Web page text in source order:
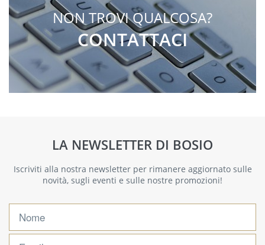
NON TROVI QUALCOSA?
CONTATTACI
LA NEWSLETTER DI BOSIO
Iscriviti alla nostra newsletter per rimanere aggiornato sulle
novità, sugli eventi e sulle nostre promozioni!